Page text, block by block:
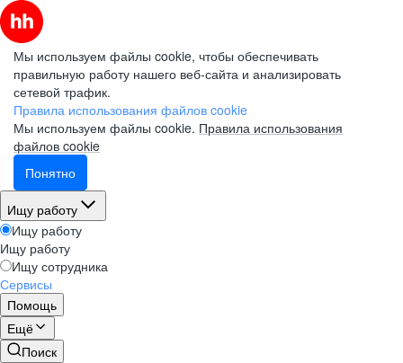
Мы используем файлы cookie, чтобы обеспечивать
правильную работу нашего веб-сайта и анализировать
сетевой трафик.
Правила использования файлов cookie
Мы используем файлы cookie. Правила использования
файлов cookie
Понятно
Ищу работу
Ищу работу
Ищу работу
Ищу сотрудника
Сервисы
Помощь
Ещё
Поиск